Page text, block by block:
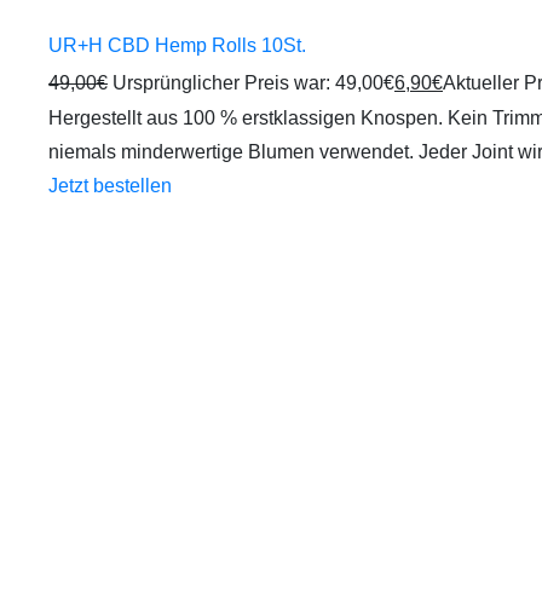
UR+H CBD Hemp Rolls 10St.
49,00€ Ursprünglicher Preis war: 49,00€6,90€Aktueller
Hergestellt aus 100 % erstklassigen Knospen. Kein
niemals minderwertige Blumen verwendet. Jeder Joint
Jetzt bestellen